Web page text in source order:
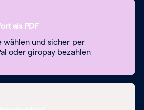
als PDF
wählen und sicher per
oder giropay bezahlen